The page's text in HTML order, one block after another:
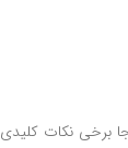
برخی نکات کلیدی